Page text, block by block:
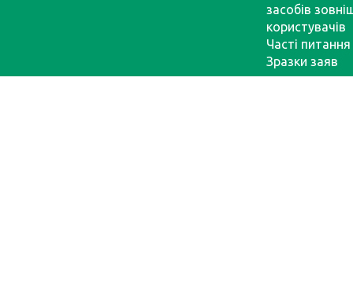
засобів
користувачів
Часті питання
Зразки заяв